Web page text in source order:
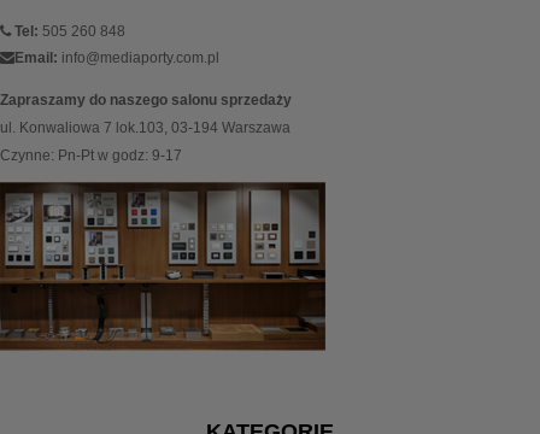
Tel: 505 260 848
Email: info@mediaporty.com.pl
Zapraszamy do naszego salonu sprzedaży
ul. Konwaliowa 7 lok.103, 03-194 Warszawa
Czynne: Pn-Pt w godz: 9-17